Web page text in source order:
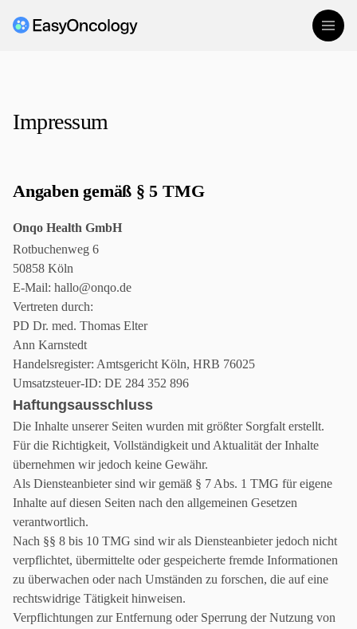
Impressum
Angaben gemäß § 5 TMG
Onqo Health GmbH
Rotbuchenweg 6
50858 Köln
E-Mail: hallo@onqo.de
Vertreten durch:
PD Dr. med. Thomas Elter
Ann Karnstedt
Handelsregister: Amtsgericht Köln, HRB 76025
Umsatzsteuer-ID: DE 284 352 896
Haftungsausschluss
Die Inhalte unserer Seiten wurden mit größter Sorgfalt erstellt.
Für die Richtigkeit, Vollständigkeit und Aktualität der Inhalte
übernehmen wir jedoch keine Gewähr.
Als Diensteanbieter sind wir gemäß § 7 Abs. 1 TMG für eigene
Inhalte auf diesen Seiten nach den allgemeinen Gesetzen
verantwortlich.
Nach §§ 8 bis 10 TMG sind wir als Diensteanbieter jedoch nicht
verpflichtet, übermittelte oder gespeicherte fremde Informationen
zu überwachen oder nach Umständen zu forschen, die auf eine
rechtswidrige Tätigkeit hinweisen.
Verpflichtungen zur Entfernung oder Sperrung der Nutzung von